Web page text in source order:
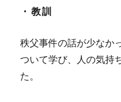
・教訓
秩父事件の話が少なか
ついて学び、人の気持
た。